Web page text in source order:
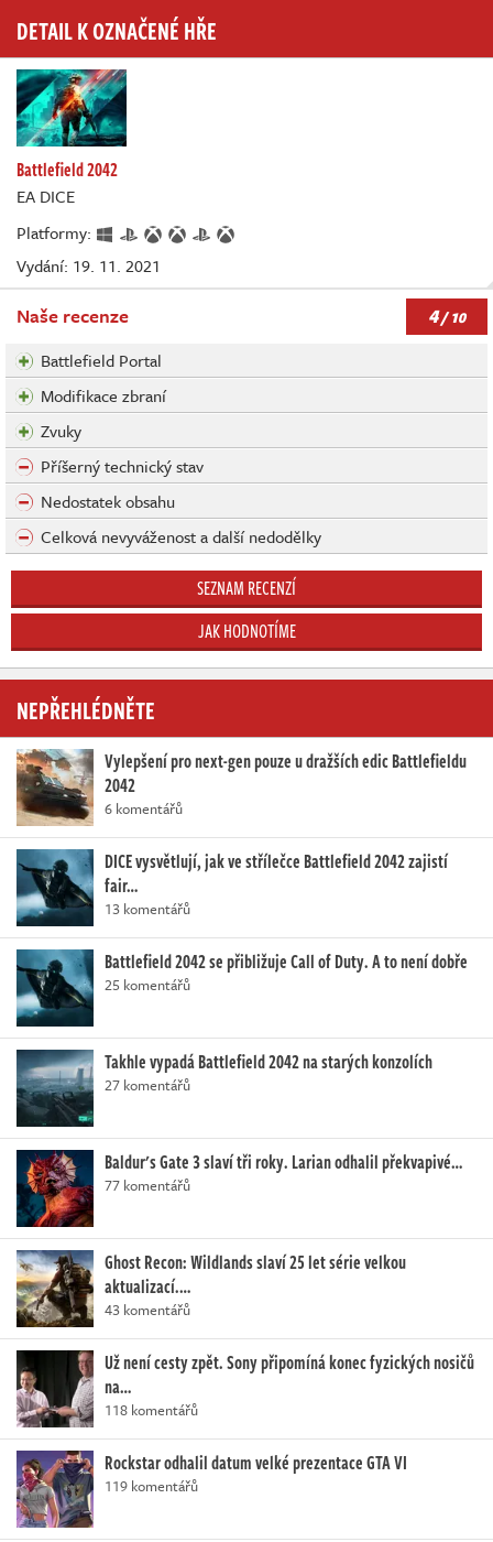
DETAIL K OZNAČENÉ HŘE
Battlefield 2042
EA DICE
Platformy:
Vydání: 19. 11. 2021
Naše recenze 4/ 10
Battlefield Portal
Modifikace zbraní
Zvuky
Příšerný technický stav
Nedostatek obsahu
Celková nevyváženost a další nedodělky
SEZNAM RECENZÍ
JAK HODNOTÍME
NEPŘEHLÉDNĚTE
Vylepšení pro next-gen pouze u dražších edic Battlefieldu
2042
6 komentářů
DICE vysvětlují, jak ve střílečce Battlefield 2042 zajistí
fair…
13 komentářů
Battlefield 2042 se přibližuje Call of Duty. A to není dobře
25 komentářů
Takhle vypadá Battlefield 2042 na starých konzolích
27 komentářů
Baldur's Gate 3 slaví tři roky. Larian odhalil překvapivé…
77 komentářů
Ghost Recon: Wildlands slaví 25 let série velkou
aktualizací.…
43 komentářů
Už není cesty zpět. Sony připomíná konec fyzických nosičů
na…
118 komentářů
Rockstar odhalil datum velké prezentace GTA VI
119 komentářů